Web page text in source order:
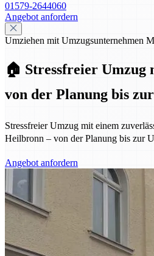
01579-2644060
Angebot anfordern
Umziehen mit Umzugsunternehmen
🏠 Stressfreier
von der Planung bis
Stressfreier Umzug mit einem
Heilbronn – von der Planung bis zur
Angebot anfordern